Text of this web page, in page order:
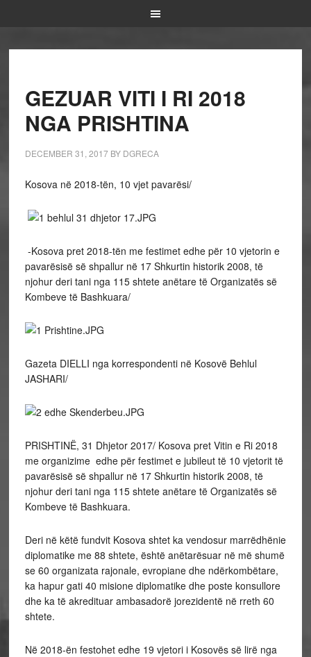
GEZUAR VITI I RI 2018
NGA PRISHTINA
DECEMBER 31, 2017BY DGRECA
Kosova në 2018-tën, 10 vjet pavarësi/
-Kosova pret 2018-tën me festimet edhe për 10 vjetorin e
pavarësisë së shpallur në 17 Shkurtin historik 2008, të
njohur deri tani nga 115 shtete anëtare të Organizatës së
Kombeve të Bashkuara/
Gazeta DIELLI nga korrespondenti në Kosovë Behlul
JASHARI/
PRISHTINË, 31 Dhjetor 2017/ Kosova pret Vitin e Ri 2018
me organizime edhe për festimet e jubileut të 10 vjetorit të
pavarësisë së shpallur në 17 Shkurtin historik 2008, të
njohur deri tani nga 115 shtete anëtare të Organizatës së
Kombeve të Bashkuara.
Deri në këtë fundvit Kosova shtet ka vendosur marrëdhënie
diplomatike me 88 shtete, është anëtarësuar në më shumë
se 60 organizata rajonale, evropiane dhe ndërkombëtare,
ka hapur gati 40 misione diplomatike dhe poste konsullore
dhe ka të akredituar ambasadorë jorezidentë në rreth 60
shtete.
Në 2018-ën festohet edhe 19 vjetori i Kosovës së lirë nga